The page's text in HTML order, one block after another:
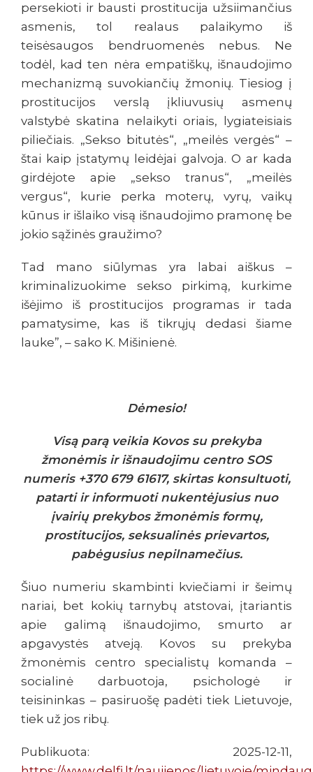
persekioti ir bausti prostitucija užsiimančius
asmenis, tol realaus palaikymo iš
teisėsaugos bendruomenės nebus. Ne
todėl, kad ten nėra empatiškų, išnaudojimo
mechanizmą suvokiančių žmonių. Tiesiog į
prostitucijos verslą įkliuvusių asmenų
valstybė skatina nelaikyti oriais, lygiateisiais
piliečiais. „Sekso bitutės“, „meilės vergės“ –
štai kaip įstatymų leidėjai galvoja. O ar kada
girdėjote apie „sekso tranus“, „meilės
vergus“, kurie perka moterų, vyrų, vaikų
kūnus ir išlaiko visą išnaudojimo pramonę be
jokio sąžinės graužimo?
Tad mano siūlymas yra labai aiškus –
kriminalizuokime sekso pirkimą, kurkime
išėjimo iš prostitucijos programas ir tada
pamatysime, kas iš tikrųjų dedasi šiame
lauke”, – sako K. Mišinienė.
Dėmesio!
Visą parą veikia Kovos su prekyba
žmonėmis ir išnaudojimu centro SOS
numeris +370 679 61617, skirtas konsultuoti,
patarti ir informuoti nukentėjusius nuo
įvairių prekybos žmonėmis formų,
prostitucijos, seksualinės prievartos,
pabėgusius nepilnamečius.
Šiuo numeriu skambinti kviečiami ir šeimų
nariai, bet kokių tarnybų atstovai, įtariantis
apie galimą išnaudojimo, smurto ar
apgavystės atveją. Kovos su prekyba
žmonėmis centro specialistų komanda –
socialinė darbuotoja, psichologė ir
teisininkas – pasiruošę padėti tiek Lietuvoje,
tiek už jos ribų.
Publikuota: 2025-12-11,